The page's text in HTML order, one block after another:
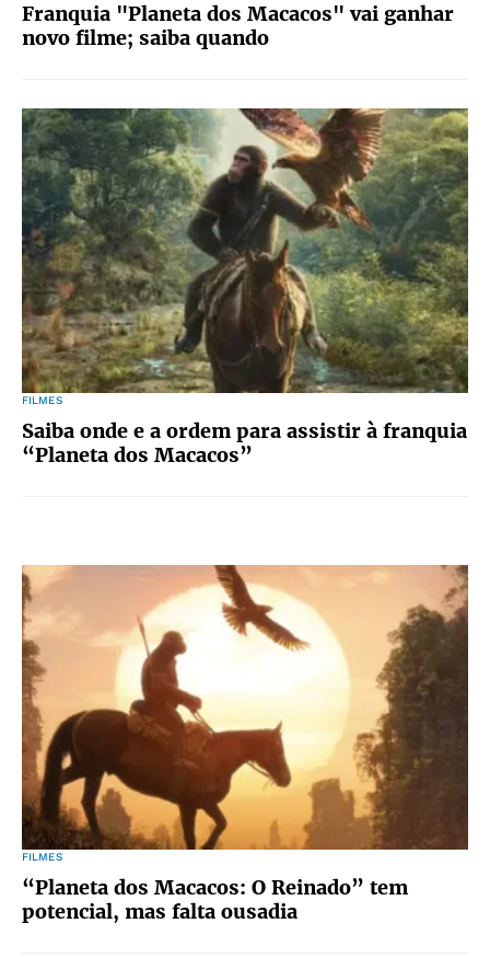
Franquia "Planeta dos Macacos" vai ganhar
novo filme; saiba quando
FILMES
Saiba onde e a ordem para assistir à franquia
“Planeta dos Macacos”
FILMES
“Planeta dos Macacos: O Reinado” tem
potencial, mas falta ousadia